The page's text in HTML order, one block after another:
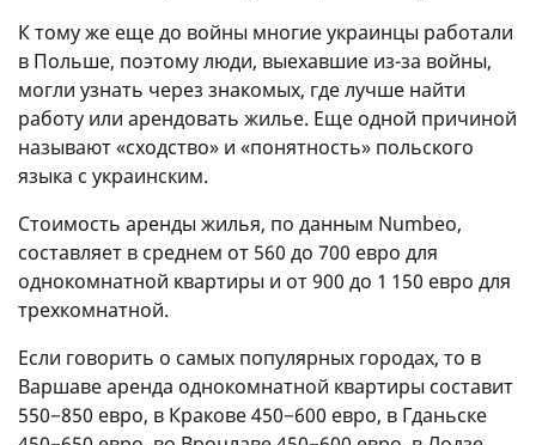
К тому же еще до войны многие украинцы работали
в Польше, поэтому люди, выехавшие из-за войны,
могли узнать через знакомых, где лучше найти
работу или арендовать жилье. Еще одной причиной
называют «сходство» и «понятность» польского
языка с украинским.
Стоимость аренды жилья, по данным Numbeo,
составляет в среднем от 560 до 700 евро для
однокомнатной квартиры и от 900 до 1 150 евро для
трехкомнатной.
Если говорить о самых популярных городах, то в
Варшаве аренда однокомнатной квартиры составит
550−850 евро, в Кракове 450−600 евро, в Гданьске